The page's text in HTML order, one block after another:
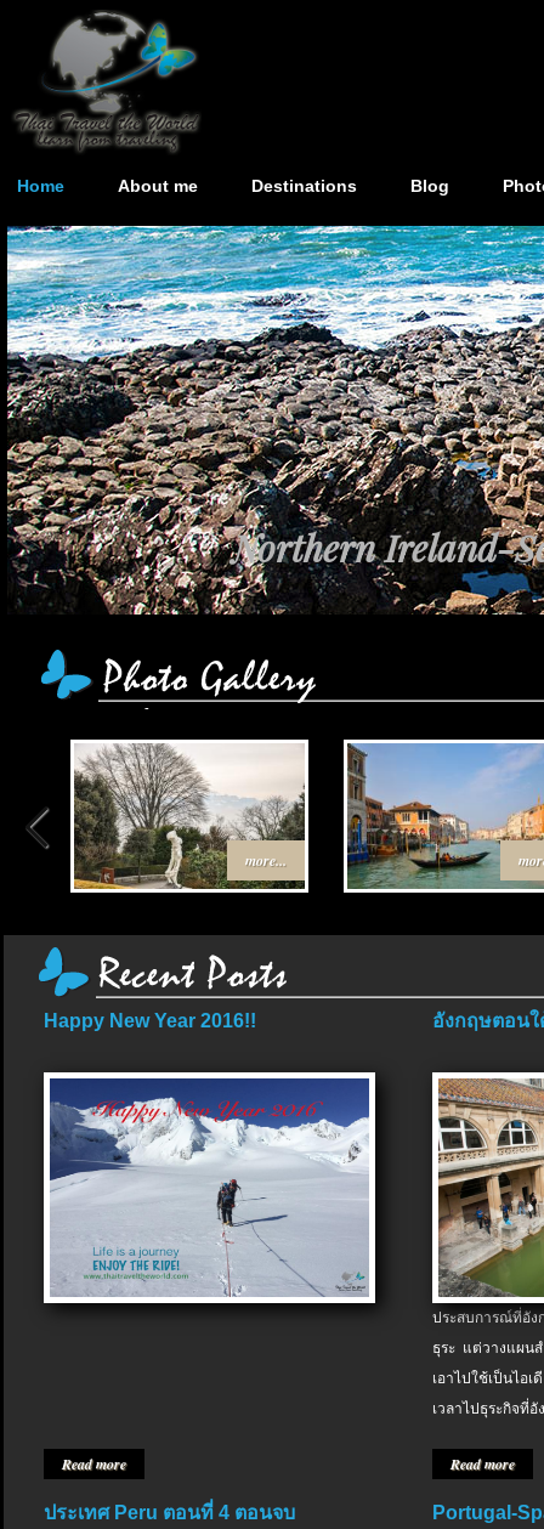
Home About me Destinations Blog
Northern Ireland-
เส้นทาง Egypt-
more...
Happy New Year 2016!!
Read more
อังกฤษตอนใ
ประสบการณ์ที่อัง
ธุระ แต่วางแผน
เอาไปใช้เป็นไอ
เวลาไปธุระกิจที่อั
Read more
ประเทศ Peru ตอนที่ 4 ตอนจบ
Portugal-